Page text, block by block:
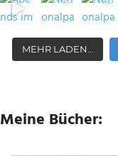
MEHR LADEN…
Meine Bücher: